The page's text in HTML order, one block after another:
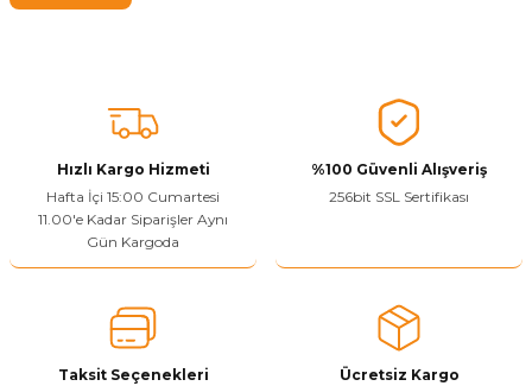
Hızlı Kargo Hizmeti
Hafta İçi 15:00 Cumartesi
11.00'e Kadar Siparişler Aynı
Gün Kargoda
%100 Güvenli Alışveriş
256bit SSL Sertifikası
Taksit Seçenekleri
Ücretsiz Kargo